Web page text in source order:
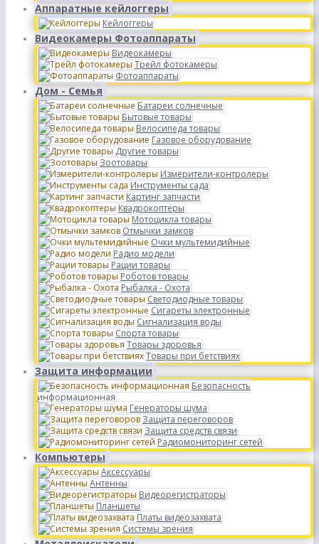
Аппаратные кейлоггеры
Кейлоггеры
Видеокамеры Фотоаппараты
Видеокамеры
Трейл фотокамеры
Фотоаппараты
Дом - Семья
Батареи солнечные
Бытовые товары
Велосипеда товары
Газовое оборудование
Другие товары
Зоотовары
Измерители-контролеры
Инструменты сада
Картинг запчасти
Квадрокоптеры
Мотоцикла товары
Отмычки замков
Очки мультемидийные
Радио модели
Рации товары
Роботов товары
Рыбалка - Охота
Светодиодные товары
Сигареты электронные
Сигнализация воды
Спорта товары
Товары здоровья
Товары при бетствиях
Защита информации
Безопасность
информационная
Генераторы шума
Защита переговоров
Защита средств связи
Радиомониторинг сетей
Компьютеры
Аксессуары
Антенны
Видеорегистраторы
Планшеты
Платы видеозахвата
Системы зрения